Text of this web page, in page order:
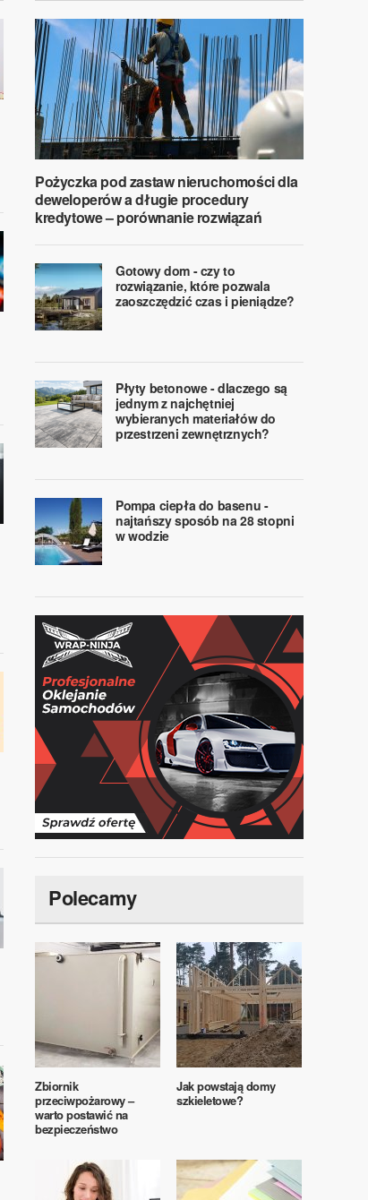
Pożyczka pod zastaw nieruchomości dla
deweloperów a długie procedury
kredytowe – porównanie rozwiązań
Gotowy dom - czy to
rozwiązanie, które pozwala
zaoszczędzić czas i pieniądze?
Płyty betonowe - dlaczego są
jednym z najchętniej
wybieranych materiałów do
przestrzeni zewnętrznych?
Pompa ciepła do basenu -
najtańszy sposób na 28 stopni
w wodzie
Polecamy
Zbiornik
przeciwpożarowy –
warto postawić na
bezpieczeństwo
Jak powstają domy
szkieletowe?